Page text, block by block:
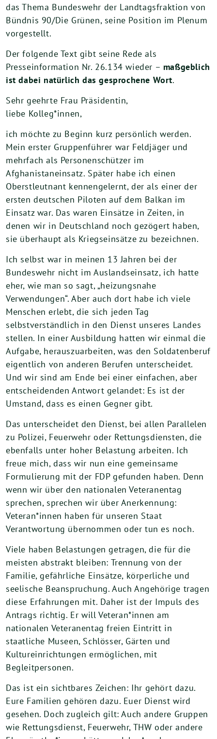
das Thema Bundeswehr der Landtagsfraktion von
Bündnis 90/Die Grünen, seine Position im Plenum
vorgestellt.
Der folgende Text gibt seine Rede als
Presseinformation Nr. 26.134 wieder – maßgeblich
ist dabei natürlich das gesprochene Wort.
Sehr geehrte Frau Präsidentin,
liebe Kolleg*innen,
ich möchte zu Beginn kurz persönlich werden.
Mein erster Gruppenführer war Feldjäger und
mehrfach als Personenschützer im
Afghanistaneinsatz. Später habe ich einen
Oberstleutnant kennengelernt, der als einer der
ersten deutschen Piloten auf dem Balkan im
Einsatz war. Das waren Einsätze in Zeiten, in
denen wir in Deutschland noch gezögert haben,
sie überhaupt als Kriegseinsätze zu bezeichnen.
Ich selbst war in meinen 13 Jahren bei der
Bundeswehr nicht im Auslandseinsatz, ich hatte
eher, wie man so sagt, „heizungsnahe
Verwendungen“. Aber auch dort habe ich viele
Menschen erlebt, die sich jeden Tag
selbstverständlich in den Dienst unseres Landes
stellen. In einer Ausbildung hatten wir einmal die
Aufgabe, herauszuarbeiten, was den Soldatenberuf
eigentlich von anderen Berufen unterscheidet.
Und wir sind am Ende bei einer einfachen, aber
entscheidenden Antwort gelandet: Es ist der
Umstand, dass es einen Gegner gibt.
Das unterscheidet den Dienst, bei allen Parallelen
zu Polizei, Feuerwehr oder Rettungsdiensten, die
ebenfalls unter hoher Belastung arbeiten. Ich
freue mich, dass wir nun eine gemeinsame
Formulierung mit der FDP gefunden haben. Denn
wenn wir über den nationalen Veteranentag
sprechen, sprechen wir über Anerkennung:
Veteran*innen haben für unseren Staat
Verantwortung übernommen oder tun es noch.
Viele haben Belastungen getragen, die für die
meisten abstrakt bleiben: Trennung von der
Familie, gefährliche Einsätze, körperliche und
seelische Beanspruchung. Auch Angehörige tragen
diese Erfahrungen mit. Daher ist der Impuls des
Antrags richtig. Er will Veteran*innen am
nationalen Veteranentag freien Eintritt in
staatliche Museen, Schlösser, Gärten und
Kultureinrichtungen ermöglichen, mit
Begleitpersonen.
Das ist ein sichtbares Zeichen: Ihr gehört dazu.
Eure Familien gehören dazu. Euer Dienst wird
gesehen. Doch zugleich gilt: Auch andere Gruppen
wie Rettungsdienst, Feuerwehr, THW oder andere